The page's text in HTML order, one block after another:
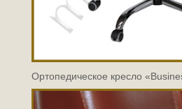
Ортопедическое кресло